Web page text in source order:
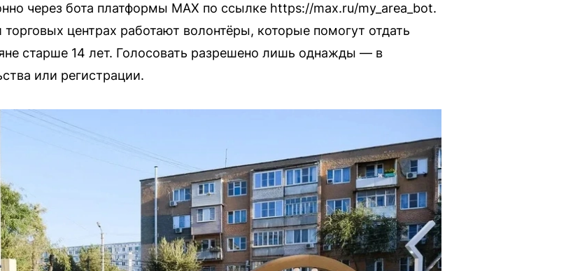
через бота платформы MAX по ссылке https://max.ru/my_area_bot.
центрах работают волонтёры, которые помогут отдать
старше 14 лет. Голосовать разрешено лишь однажды — в
или регистрации.